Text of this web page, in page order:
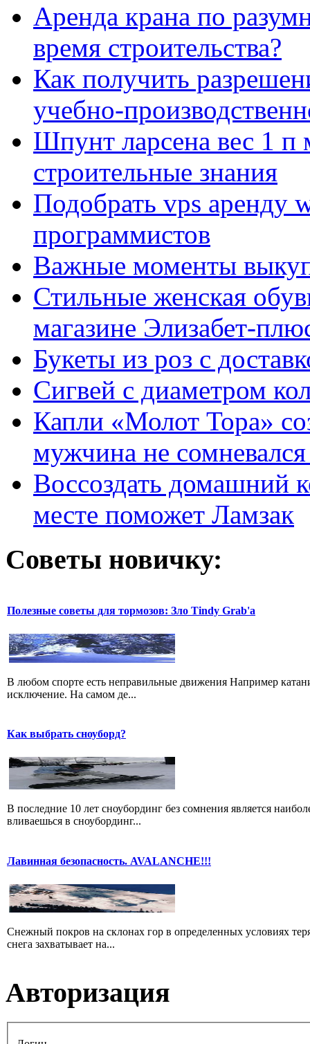
Аренда крана по
время строительства?
Как получить
учебно-
Шпунт ларсена вес 1 п
строительные знания
Подобрать vps аренду
программистов
Важные моменты
Стильные женская
магазине Элизабет-
Букеты из роз с
Сигвей с диаметром
Капли «Молот Тора»
мужчина не
Воссоздать домашний
месте поможет Ламзак
Советы новичку:
Полезные советы для тормозов: Зло Tindy Grab'а
В любом спорте есть неправильные движения Например
исключение. На самом де...
Как выбрать сноуборд?
В последние 10 лет сноубординг без сомнения является
вливаешься в сноубординг...
Лавинная безопасность. AVALANCHE!!!
Снежный покров на склонах гор в определенных условиях
снега захватывает на...
Авторизация